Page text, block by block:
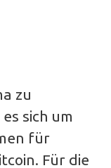
zu
sich um
für
Für die